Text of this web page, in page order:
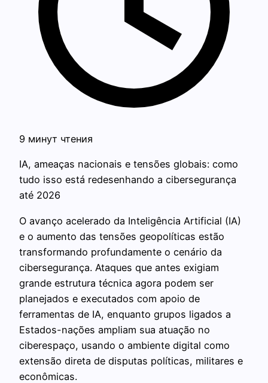
9 минут чтения
IA, ameaças nacionais e tensões globais: como
tudo isso está redesenhando a cibersegurança
até 2026
O avanço acelerado da Inteligência Artificial (IA)
e o aumento das tensões geopolíticas estão
transformando profundamente o cenário da
cibersegurança. Ataques que antes exigiam
grande estrutura técnica agora podem ser
planejados e executados com apoio de
ferramentas de IA, enquanto grupos ligados a
Estados-nações ampliam sua atuação no
ciberespaço, usando o ambiente digital como
extensão direta de disputas políticas, militares e
econômicas.